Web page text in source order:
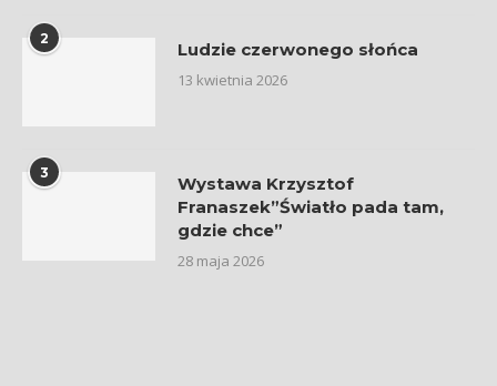
2 Ludzie czerwonego słońca
13 kwietnia 2026
3
Wystawa Krzysztof
Franaszek”Światło pada tam,
gdzie chce”
28 maja 2026